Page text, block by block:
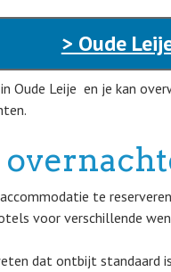
> Oude
Oude Leije en je kan
te
voor verschillende
dat ontbijt standaard